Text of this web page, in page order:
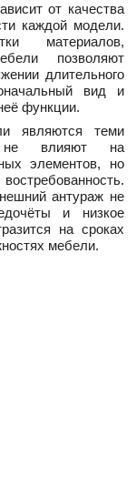
от качества
каждой модели.
материалов,
позволяют
длительного
вид и
функции.
являются теми
не влияют на
элементов, но
антураж не
и низкое
на сроках
мебели.